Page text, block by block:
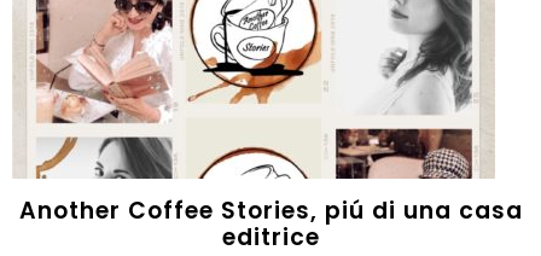
Another Coffee Stories, piú di una casa
editrice